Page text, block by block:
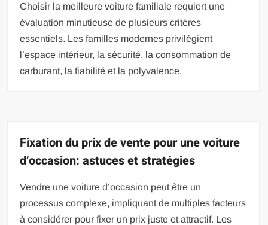
Choisir la meilleure voiture familiale requiert une
évaluation minutieuse de plusieurs critères
essentiels. Les familles modernes privilégient
l’espace intérieur, la sécurité, la consommation de
carburant, la fiabilité et la polyvalence.
Fixation du prix de vente pour une voiture
d’occasion: astuces et stratégies
Vendre une voiture d’occasion peut être un
processus complexe, impliquant de multiples facteurs
à considérer pour fixer un prix juste et attractif. Les